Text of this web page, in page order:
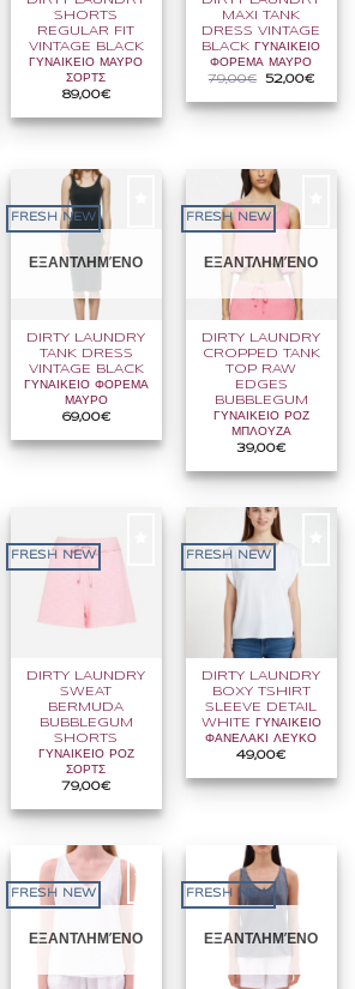
SHORTS
REGULAR FIT
VINTAGE BLACK
ΓΥΝΑΙΚΕΙΟ ΜΑΥΡΟ
ΣΟΡΤΣ
89,00€
MAXI TANK
DRESS VINTAGE
BLACK ΓΥΝΑΙΚΕΙΟ
ΦΟΡΕΜΑ ΜΑΥΡΟ
79,00€
Original
was:
79,00€.
52,00€Η
τιμή
είναι:
FRESH NEW
ΕΞΑΝΤΛΗΜΈΝΟ
DIRTY LAUNDRY
TANK DRESS
VINTAGE BLACK
ΓΥΝΑΙΚΕΙΟ ΦΟΡΕΜΑ
ΜΑΥΡΟ
69,00€
FRESH NEW
ΕΞΑΝΤΛΗΜΈΝΟ
DIRTY LAUNDRY
CROPPED TANK
TOP RAW
EDGES
BUBBLEGUM
ΓΥΝΑΙΚΕΙΟ ΡΟΖ
ΜΠΛΟΥΖΑ
39,00€
FRESH NEW
DIRTY LAUNDRY
SWEAT
BERMUDA
BUBBLEGUM
SHORTS
ΓΥΝΑΙΚΕΙΟ ΡΟΖ
ΣΟΡΤΣ
79,00€
FRESH NEW
DIRTY LAUNDRY
BOXY TSHIRT
SLEEVE DETAIL
WHITE ΓΥΝΑΙΚΕΙΟ
ΦΑΝΕΛΑΚΙ ΛΕΥΚΟ
49,00€
FRESH NEW
ΕΞΑΝΤΛΗΜΈΝΟ
FRESH NEW
ΕΞΑΝΤΛΗΜΈΝΟ